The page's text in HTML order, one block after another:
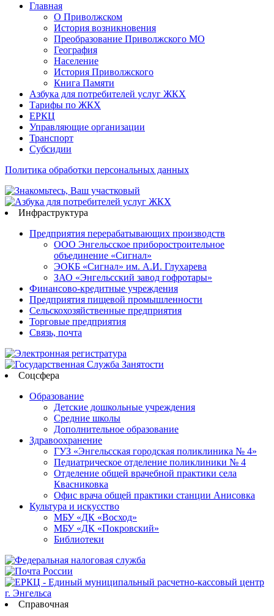
Главная
О Приволжском
История возникновения
Преобразование Приволжского МО
География
Население
История Приволжского
Книга Памяти
Азбука для потребителей услуг ЖКХ
Тарифы по ЖКХ
ЕРКЦ
Управляющие организации
Транспорт
Субсидии
Политика обработки персональных данных
Инфраструктура
Предприятия перерабатывающих производств
ООО Энгельсское приборостроительное
объединение «Сигнал»
ЭОКБ «Сигнал» им. А.И. Глухарева
ЗАО «Энгельсский завод гофротары»
Финансово-кредитные учреждения
Предприятия пищевой промышленности
Сельскохозяйственные предприятия
Торговые предприятия
Связь, почта
Соцсфера
Образование
Детские дошкольные учреждения
Средние школы
Дополнительное образование
Здравоохранение
ГУЗ «Энгельсская городская поликлиника № 4»
Педиатрическое отделение поликлиники № 4
Отделение общей врачебной практики села
Квасниковка
Офис врача общей практики станции Анисовка
Культура и искусство
МБУ «ДК «Восход»
МБУ «ДК «Покровский»
Библиотеки
Справочная